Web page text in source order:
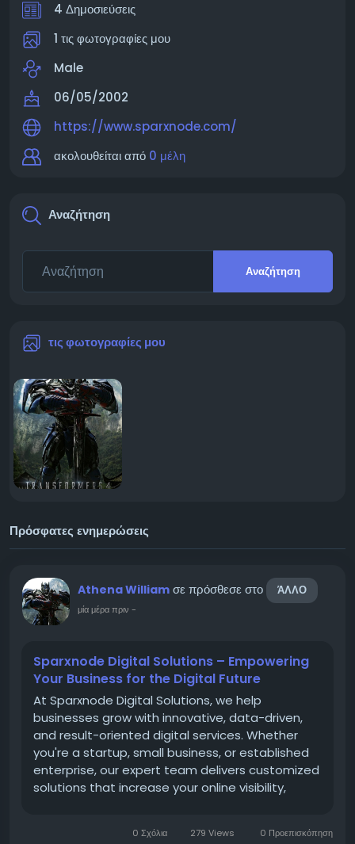
4 Δημοσιεύσεις
1 τις φωτογραφίες μου
Male
06/05/2002
https://www.sparxnode.com/
ακολουθείται από 0 μέλη
Αναζήτηση
Αναζήτηση
τις φωτογραφίες μου
Πρόσφατες ενημερώσεις
Athena William σε πρόσθεσε στο ΆΛΛΟ
μία μέρα πριν -
Sparxnode Digital Solutions – Empowering
Your Business for the Digital Future
At Sparxnode Digital Solutions, we help
businesses grow with innovative, data-driven,
and result-oriented digital services. Whether
you're a startup, small business, or established
enterprise, our expert team delivers customized
solutions that increase your online visibility,
Development, Search Engine...
0 Σχόλια 279 Views 0 Προεπισκόπηση